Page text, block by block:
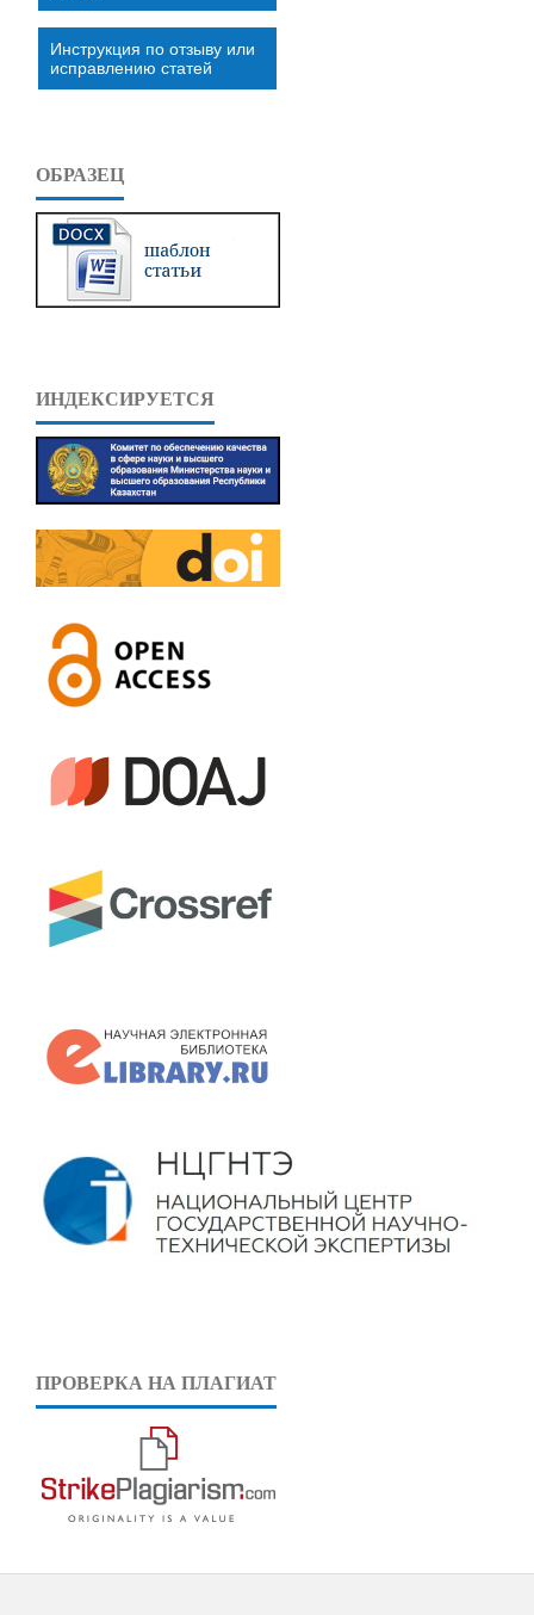
Инструкция по отзыву или
исправлению статей
ОБРАЗЕЦ
ИНДЕКСИРУЕТСЯ
ПРОВЕРКА НА ПЛАГИАТ